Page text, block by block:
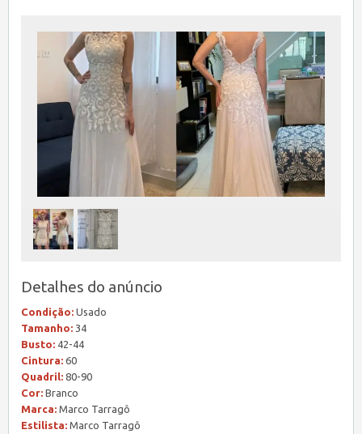
Detalhes do anúncio
Condição: Usado
Tamanho: 34
Busto: 42-44
Cintura: 60
Quadril: 80-90
Cor: Branco
Marca: Marco Tarragô
Estilista: Marco Tarragô